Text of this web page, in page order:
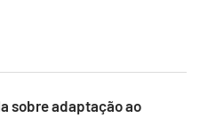
sobre adaptação ao